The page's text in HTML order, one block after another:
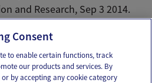
and Research, Sep 3 2014.
Consent
to enable certain functions, track
our products and services. By
or by accepting any cookie category